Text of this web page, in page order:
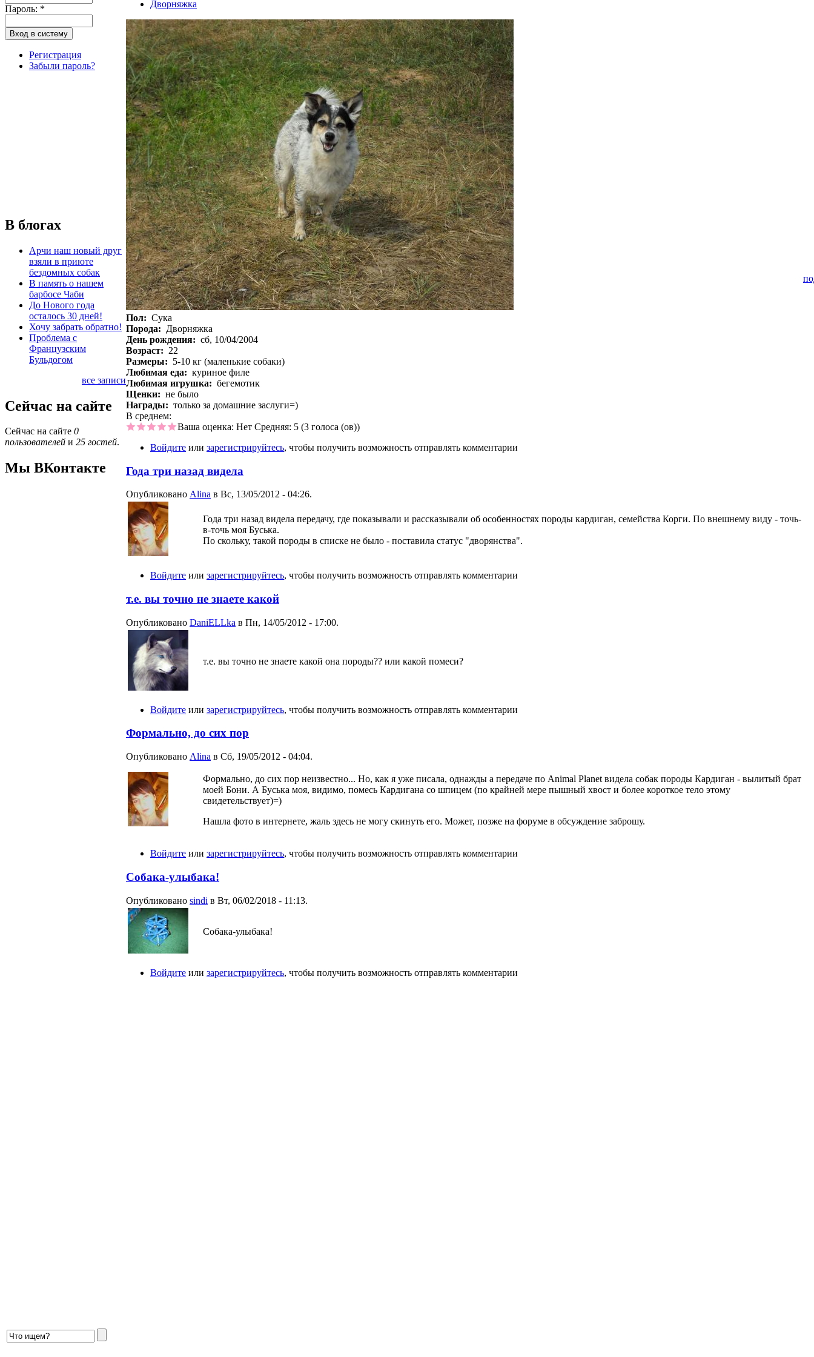
Пароль: *
Регистрация
Забыли пароль?
В блогах
Арчи наш новый друг
взяли в приюте
бездомных собак
В память о нашем
барбосе Чаби
До Нового года
осталось 30 дней!
Хочу забрать обратно!
Проблема с
Французским
Бульдогом
все записи
Сейчас на сайте
Сейчас на сайте 0
пользователей и 25 гостей.
Мы ВКонтакте
Дворняжка
Пол: Сука
Порода: Дворняжка
День рождения: сб, 10/04/2004
Возраст: 22
Размеры: 5-10 кг (маленькие собаки)
Любимая еда: куриное филе
Любимая игрушка: бегемотик
Щенки: не было
Награды: только за домашние заслуги=)
В среднем:
Ваша оценка: Нет Средняя: 5 (3 голоса (ов))
Войдите или зарегистрируйтесь, чтобы получить возможность отправлять комментарии
Года три назад видела
Опубликовано Alina в Вс, 13/05/2012 - 04:26.
Года три назад видела передачу, где показывали и рассказывали об особенностях породы кардиган, семейства Корги. По внешнему виду - точь-
в-точь моя Буська.
По скольку, такой породы в списке не было - поставила статус "дворянства".
Войдите или зарегистрируйтесь, чтобы получить возможность отправлять комментарии
т.е. вы точно не знаете какой
Опубликовано DaniELLka в Пн, 14/05/2012 - 17:00.
т.е. вы точно не знаете какой она породы?? или какой помеси?
Войдите или зарегистрируйтесь, чтобы получить возможность отправлять комментарии
Формально, до сих пор
Опубликовано Alina в Сб, 19/05/2012 - 04:04.
Формально, до сих пор неизвестно... Но, как я уже писала, однажды а передаче по Animal Planet видела собак породы Кардиган - вылитый брат
моей Бони. А Буська моя, видимо, помесь Кардигана со шпицем (по крайней мере пышный хвост и более короткое тело этому
свидетельствует)=)
Нашла фото в интернете, жаль здесь не могу скинуть его. Может, позже на форуме в обсуждение заброшу.
Войдите или зарегистрируйтесь, чтобы получить возможность отправлять комментарии
Собака-улыбака!
Опубликовано sindi в Вт, 06/02/2018 - 11:13.
Собака-улыбака!
Войдите или зарегистрируйтесь, чтобы получить возможность отправлять комментарии